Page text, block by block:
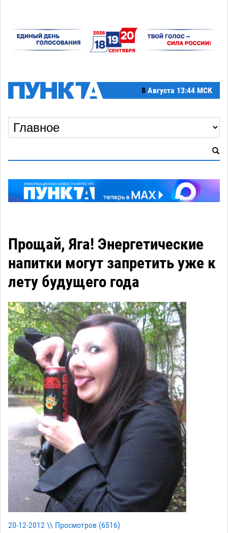
8 Августа 13:44 МСК
Прощай, Яга! Энергетические
напитки могут запретить уже к
лету будущего года
20-12-2012 \\ Просмотров (6516)